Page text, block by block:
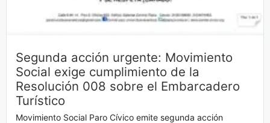
Segunda acción urgente: Movimiento
Social exige cumplimiento de la
Resolución 008 sobre el Embarcadero
Turístico
Movimiento Social Paro Cívico emite segunda acción